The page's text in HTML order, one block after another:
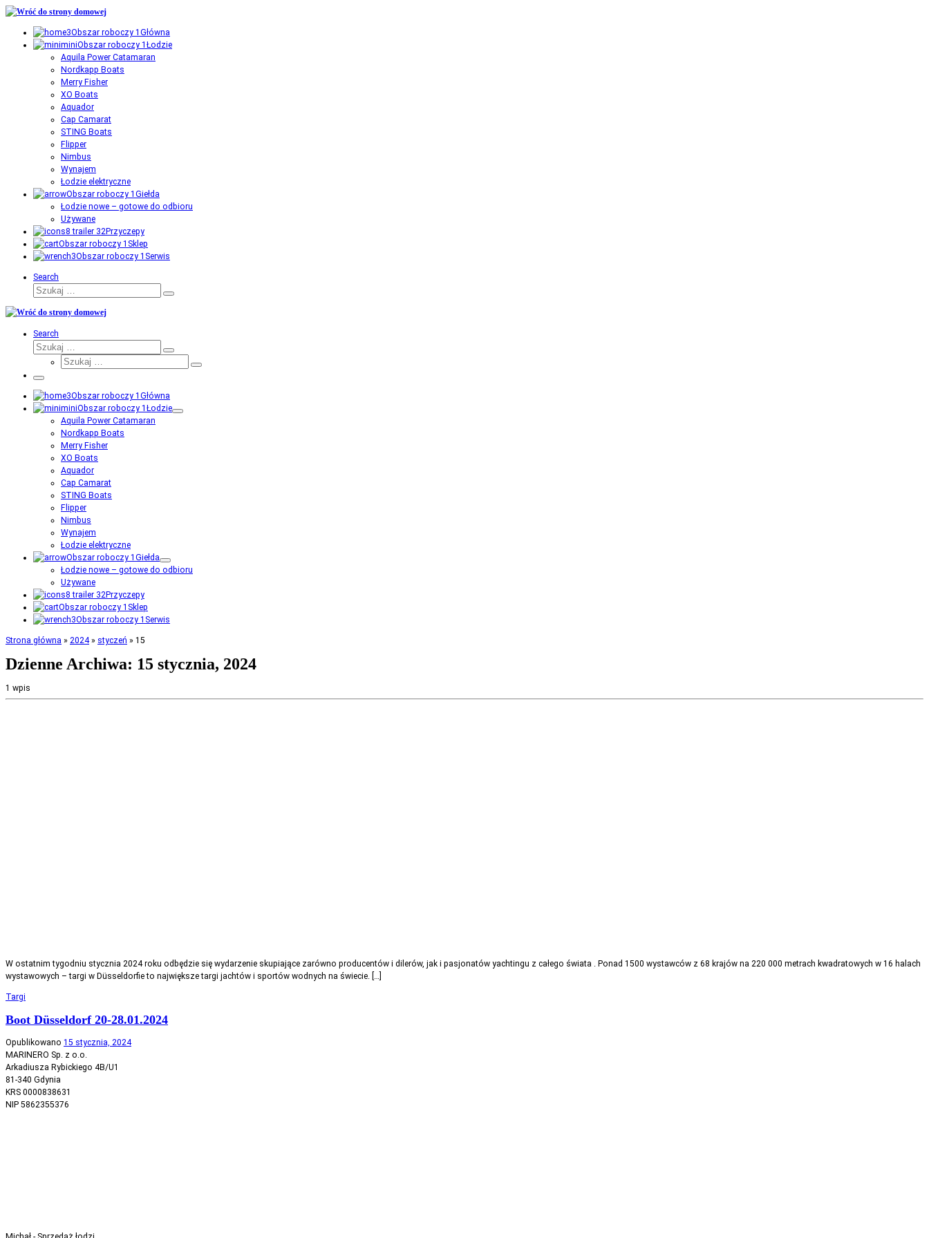
Przejdź
treści
Główna
Łodzie
Aquila Power Catamaran
Nordkapp Boats
Merry Fisher
XO Boats
Aquador
Cap Camarat
STING Boats
Flipper
Nimbus
Wynajem
Łodzie elektryczne
Giełda
Łodzie nowe – gotowe do odbioru
Używane
Przyczepy
Sklep
Serwis
Search
Szukaj
Szukaj
Search
Szukaj
Szukaj
Szukaj
Szukaj
Menu
Główna
Łodzie
Aquila Power Catamaran
Nordkapp Boats
Merry Fisher
XO Boats
Aquador
Cap Camarat
STING Boats
Flipper
Nimbus
Wynajem
Łodzie elektryczne
Giełda
Łodzie nowe – gotowe do odbioru
Używane
Przyczepy
Sklep
Serwis
Strona główna » 2024 » styczeń » 15
Dzienne Archiwa: 15 stycznia, 2024
1 wpis
W ostatnim tygodniu stycznia 2024 roku odbędzie się wydarzenie skupiające zarówno producentów i dilerów, jak i pasjonatów yachtingu z całego świata . Ponad 1500 wystawców z 68 krajów na 220 000 metrach kwadratowych w 16 halach
wystawowych – targi w Düsseldorfie to największe targi jachtów i sportów wodnych na świecie. […]
Targi
Boot Düsseldorf 20-28.01.2024
Opublikowano 15 stycznia, 2024
MARINERO Sp. z o.o.
Arkadiusza Rybickiego 4B/U1
81-340 Gdynia
KRS 0000838631
NIP 5862355376